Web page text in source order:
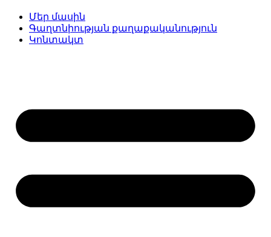
Մեր մասին
Գաղտնիության քաղաքականություն
Կոնտակտ